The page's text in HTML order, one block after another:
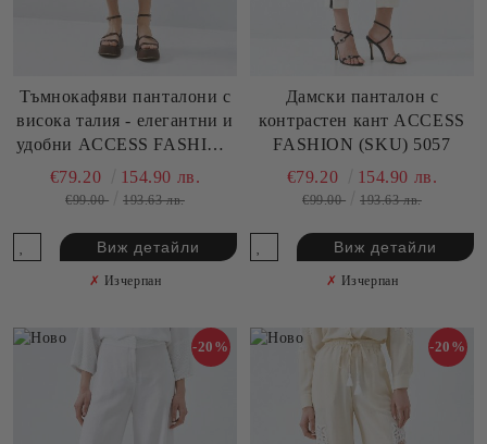
Тъмнокафяви панталони с
висока талия - елегантни и
удобни ACCESS FASHION
(SKU) 5046
€79.20 154.90 лв.
€99.00 193.63 лв.
Виж детайли
✗ Изчерпан
Дамски панталон с
контрастен кант ACCESS
FASHION (SKU) 5057
€79.20 154.90 лв.
€99.00 193.63 лв.
Виж детайли
✗ Изчерпан
-20% -20%